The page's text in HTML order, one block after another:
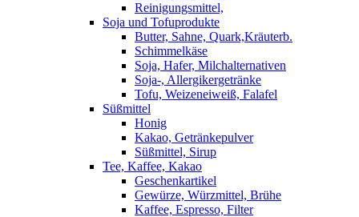
Reinigungsmittel,
Soja und Tofuprodukte
Butter, Sahne, Quark,Kräuterb.
Schimmelkäse
Soja, Hafer, Milchalternativen
Soja-, Allergikergetränke
Tofu, Weizeneiweiß, Falafel
Süßmittel
Honig
Kakao, Getränkepulver
Süßmittel, Sirup
Tee, Kaffee, Kakao
Geschenkartikel
Gewürze, Würzmittel, Brühe
Kaffee, Espresso, Filter